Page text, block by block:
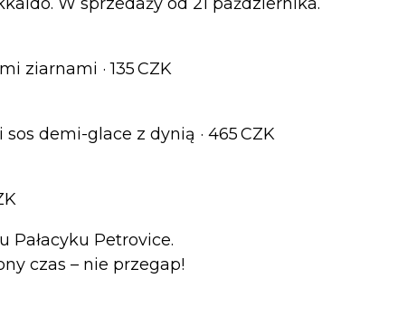
ziarnami · 135 CZK
demi-glace z dynią · 465 CZK
Petrovice.
czas – nie przegap!